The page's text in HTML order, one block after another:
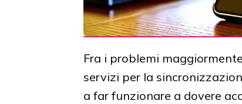
Fra i problemi
servizi per la
a far funzionare a dovere